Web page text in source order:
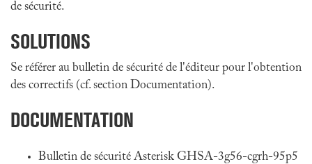
de sécurité.
SOLUTIONS
Se référer au bulletin de sécurité de l'éditeur pour l'obtention
des correctifs (cf. section Documentation).
DOCUMENTATION
Bulletin de sécurité Asterisk GHSA-3g56-cgrh-95p5